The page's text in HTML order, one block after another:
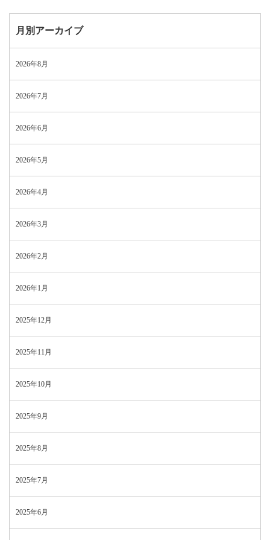
月別アーカイブ
2026年8月
2026年7月
2026年6月
2026年5月
2026年4月
2026年3月
2026年2月
2026年1月
2025年12月
2025年11月
2025年10月
2025年9月
2025年8月
2025年7月
2025年6月